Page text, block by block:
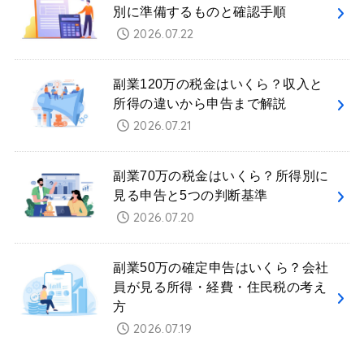
別に準備するものと確認手順
2026.07.22
副業120万の税金はいくら？収入と
所得の違いから申告まで解説
2026.07.21
副業70万の税金はいくら？所得別に
見る申告と5つの判断基準
2026.07.20
副業50万の確定申告はいくら？会社
員が見る所得・経費・住民税の考え
方
2026.07.19